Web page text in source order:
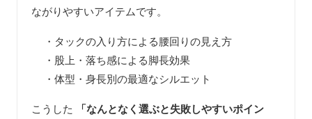
ながりやすいアイテムです。
・タックの入り方による腰回りの見え方
・股上・落ち感による脚長効果
・体型・身長別の最適なシルエット
こうした
「なんとなく選ぶと失敗しやすいポイン